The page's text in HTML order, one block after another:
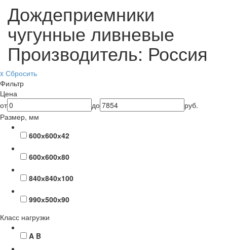
Дождеприемники
чугунные ливневые
Производитель: Россия
x Сбросить
Фильтр
Цена
от
до
руб.
Размер, мм
600х600х42
600х600х80
840х840х100
990х500х90
Класс нагрузки
A B